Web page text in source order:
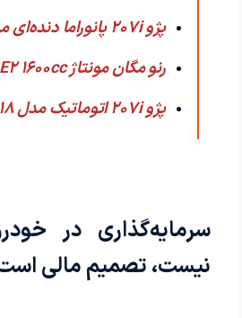
پژو 207i پانوراما دنده‌ای مدل 2025-1404
رنو مگان مونتاژ E2 1600cc مدل 2012-1391
پژو 207i اتوماتیک مدل 2018-1397
سرمایه‌گذاری در
نیست، تصمیم مالی